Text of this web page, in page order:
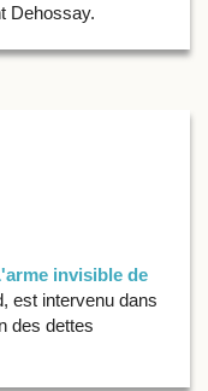
Dehossay.
invisible de
est intervenu dans
des dettes